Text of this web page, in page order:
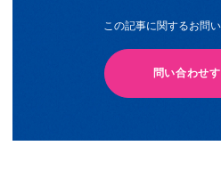
この記事に関するお問
問い合わせ